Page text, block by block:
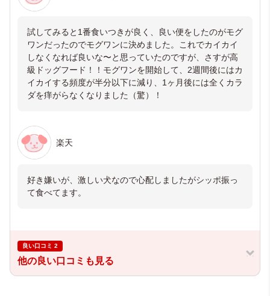
試してみると1番食いつきが良く、良い便をしたのがモグ
ワンだったのでモグワンに決めました。これでカイカイ
しなくなれば良いな〜と思っていたのですが、さすが高
級ドッグフード！！モグワンを開始して、2週間後にはカ
イカイする頻度が半分以下に減り、1ヶ月後には全くカラ
ダを痒がらなくなりました（驚）！
楽天
好き嫌いが、激しい犬なので心配しましたがシッポ振っ
て食べてます。
良い口コミ 2
他の良い口コミも見る